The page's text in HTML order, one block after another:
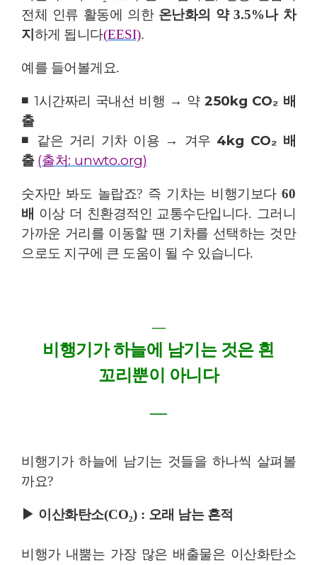
전체 인류 활동에 의한 온난화의 약3.5%나 차
지 하게 됩니다(EESI).
예를 들어볼게요.
◾ 1시간짜리 국내선 비행 → 약 250kg CO₂ 배
출
◾ 같은 거리 기차 이용 → 겨우 4kg CO₂ 배
출 (출처: unwto.org)
숫자만 봐도 놀랍죠? 즉 기차는 비행기보다 60
배 이상 더 친환경적인 교통수단입니다. 그러니
가까운 거리를 이동할 땐 기차를 선택하는 것만
으로도 지구에 큰 도움이 될 수 있습니다.
―
비행기가 하늘에 남기는 것은 흰
꼬리뿐이 아니다
―
비행기가 하늘에 남기는 것들을 하나씩 살펴볼
까요?
▶ 이산화탄소(CO₂) : 오래 남는 흔적
비행가 내뿜는 가장 많은 배출물은 이산화탄소